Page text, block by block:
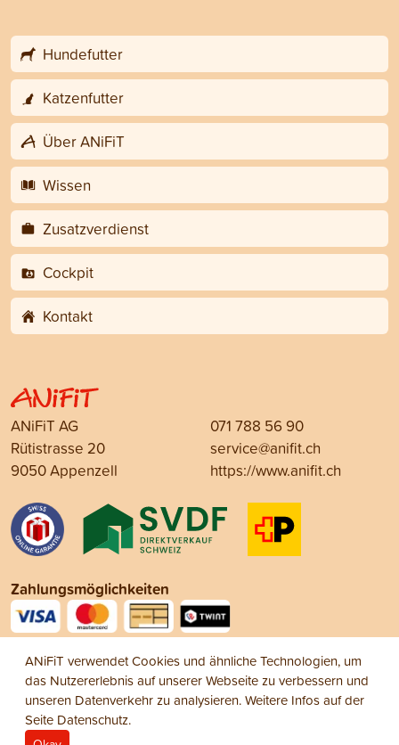
Hundefutter
Katzenfutter
Über ANiFiT
Wissen
Zusatzverdienst
Cockpit
Kontakt
ANiFiT AG
Rütistrasse 20
9050 Appenzell
071 788 56 90
service@anifit.ch
https://www.anifit.ch
Zahlungsmöglichkeiten
Social Media